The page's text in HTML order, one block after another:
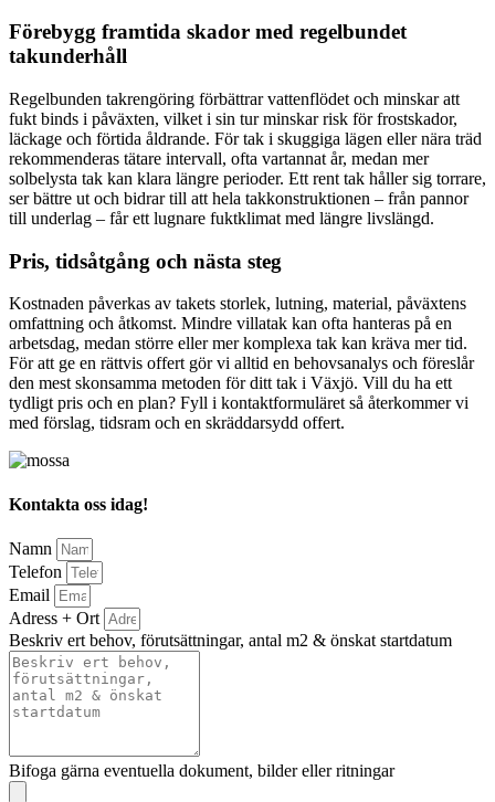
Förebygg framtida skador med regelbundet
takunderhåll
Regelbunden takrengöring förbättrar vattenflödet och minskar att
fukt binds i påväxten, vilket i sin tur minskar risk för frostskador,
läckage och förtida åldrande. För tak i skuggiga lägen eller nära träd
rekommenderas tätare intervall, ofta vartannat år, medan mer
solbelysta tak kan klara längre perioder. Ett rent tak håller sig torrare,
ser bättre ut och bidrar till att hela takkonstruktionen – från pannor
till underlag – får ett lugnare fuktklimat med längre livslängd.
Pris, tidsåtgång och nästa steg
Kostnaden påverkas av takets storlek, lutning, material, påväxtens
omfattning och åtkomst. Mindre villatak kan ofta hanteras på en
arbetsdag, medan större eller mer komplexa tak kan kräva mer tid.
För att ge en rättvis offert gör vi alltid en behovsanalys och föreslår
den mest skonsamma metoden för ditt tak i Växjö. Vill du ha ett
tydligt pris och en plan? Fyll i kontaktformuläret så återkommer vi
med förslag, tidsram och en skräddarsydd offert.
Kontakta oss idag!
Namn
Telefon
Email
Adress + Ort
Beskriv ert behov, förutsättningar, antal m2 & önskat startdatum
Bifoga gärna eventuella dokument, bilder eller ritningar